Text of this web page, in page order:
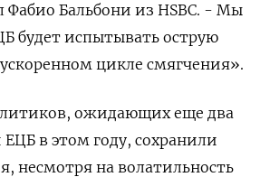
Фабио Бальбони из HSBC. - Мы
будет испытывать острую
цикле смягчения».
ожидающих еще два
в этом году, сохранили
несмотря на волатильность